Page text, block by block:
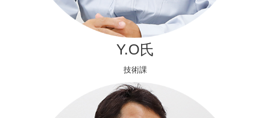
Y.O氏
技術課